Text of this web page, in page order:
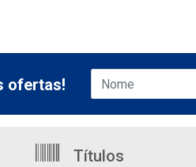
ofertas!
Títulos